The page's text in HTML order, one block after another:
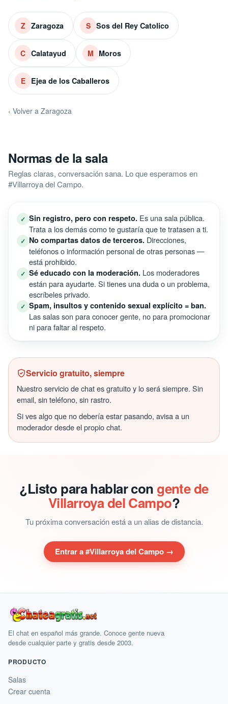
Z Zaragoza S Sos del Rey Catolico
C Calatayud M Moros
E Ejea de los Caballeros
‹ Volver a Zaragoza
Normas de la sala
Reglas claras, conversación sana. Lo que esperamos en
#Villarroya del Campo.
✓ Sin registro, pero con respeto. Es una sala pública.
Trata a los demás como te gustaría que te tratasen a ti.
✓ No compartas datos de terceros. Direcciones,
teléfonos o información personal de otras personas —
está prohibido.
✓ Sé educado con la moderación. Los moderadores
están para ayudarte. Si tienes una duda o un problema,
escríbeles privado.
✓ Spam, insultos y contenido sexual explícito = ban.
Las salas son para conocer gente, no para promocionar
ni para faltar al respeto.
Servicio gratuito, siempre
Nuestro servicio de chat es gratuito y lo será siempre. Sin
email, sin teléfono, sin rastro.
Si ves algo que no debería estar pasando, avisa a un
moderador desde el propio chat.
¿Listo para hablar con gente de
Villarroya del Campo?
Tu próxima conversación está a un alias de distancia.
Entrar a #Villarroya del Campo →
El chat en español más grande. Conoce gente nueva
desde cualquier parte y gratis desde 2003.
PRODUCTO
Salas
Crear cuenta